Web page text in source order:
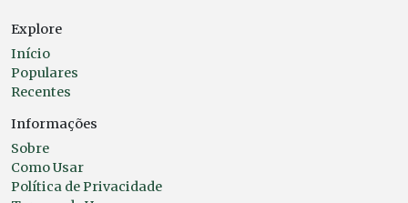
Explore
Início
Populares
Recentes
Informações
Sobre
Como Usar
Política de Privacidade